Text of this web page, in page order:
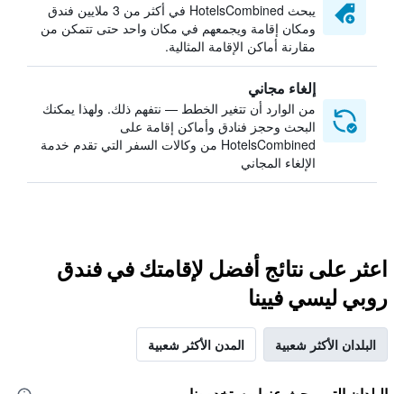
يبحث HotelsCombined في أكثر من 3 ملايين فندق
ومكان إقامة ويجمعهم في مكان واحد حتى تتمكن من
مقارنة أماكن الإقامة المثالية.
إلغاء مجاني
من الوارد أن تتغير الخطط — نتفهم ذلك. ولهذا يمكنك
البحث وحجز فنادق وأماكن إقامة على
HotelsCombined من وكالات السفر التي تقدم خدمة
الإلغاء المجاني
اعثر على نتائج أفضل لإقامتك في فندق
روبي ليسي فيينا
البلدان الأكثر شعبية المدن الأكثر شعبية